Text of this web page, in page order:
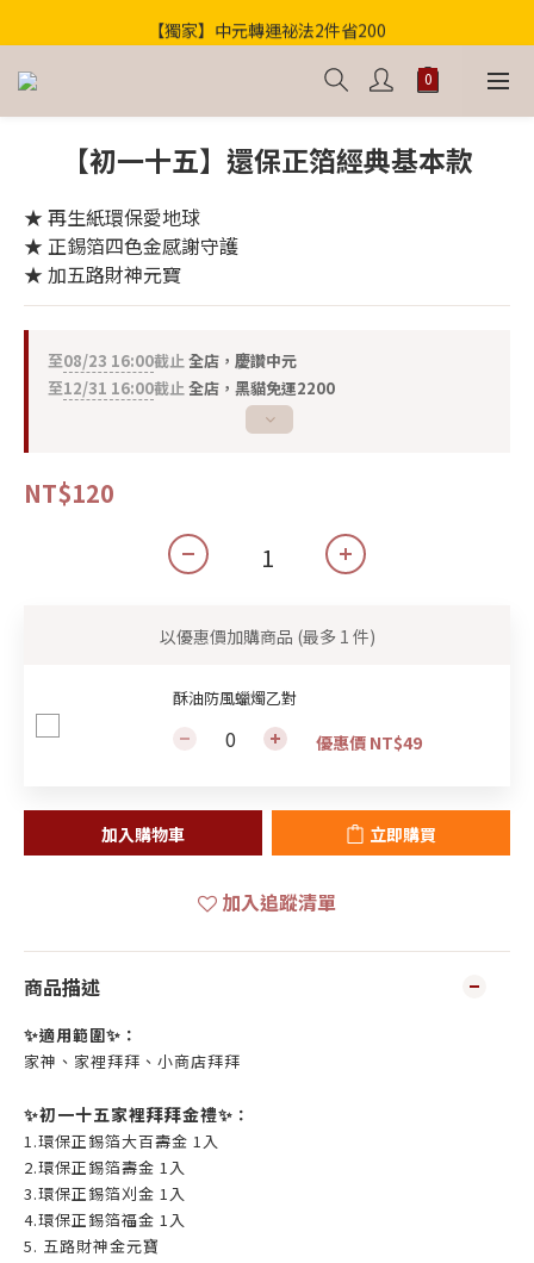
歡迎光臨！新會員贈100購物金
【獨家】中元轉運祕法2件省200
歡迎光臨！新會員贈100購物金
【初一十五】還保正箔經典基本款
★ 再生紙環保愛地球
★ 正錫箔四色金感謝守護
★ 加五路財神元寶
至08/23 16:00截止全店，慶讚中元
至12/31 16:00截止全店，黑貓免運2200
NT$120
以優惠價加購商品 (最多 1 件)
酥油防風蠟燭乙對
優惠價 NT$49
加入購物車 立即購買
加入追蹤清單
商品描述
✨適用範圍✨ ：
家神、家裡拜拜、小商店拜拜
✨初一十五家裡拜拜金禮✨ ：
1.環保正錫箔大百壽金 1入
2.環保正錫箔壽金 1入
3.環保正錫箔刈金 1入
4.環保正錫箔福金 1入
5. 五路財神金元寶